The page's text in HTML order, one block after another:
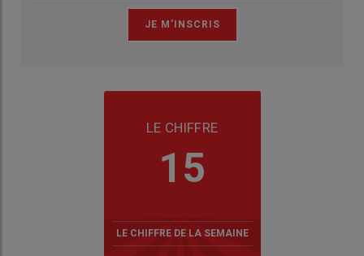
LE CHIFFRE
15
LE CHIFFRE DE LA SEMAINE